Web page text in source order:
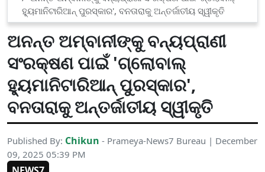
ହ୍ୟୁମାନିଟାରିଆନ୍ ପୁରସ୍କାର', ବନତାରାକୁ ଅନ୍ତର୍ଜାତୀୟ ସ୍ୱୀକୃତି
ଅନନ୍ତ ଅମ୍ବାନୀଙ୍କୁ ବନ୍ୟପ୍ରାଣୀ
ସଂରକ୍ଷଣ ପାଇଁ 'ଗ୍ଲୋବାଲ୍
ହ୍ୟୁମାନିଟାରିଆନ୍ ପୁରସ୍କାର',
ବନତାରାକୁ ଅନ୍ତର୍ଜାତୀୟ ସ୍ୱୀକୃତି
Published By: Chikun - Prameya-News7 Bureau | December
09, 2025 05:39 PM